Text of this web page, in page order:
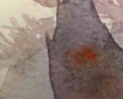
ン
テ
ン
ツ